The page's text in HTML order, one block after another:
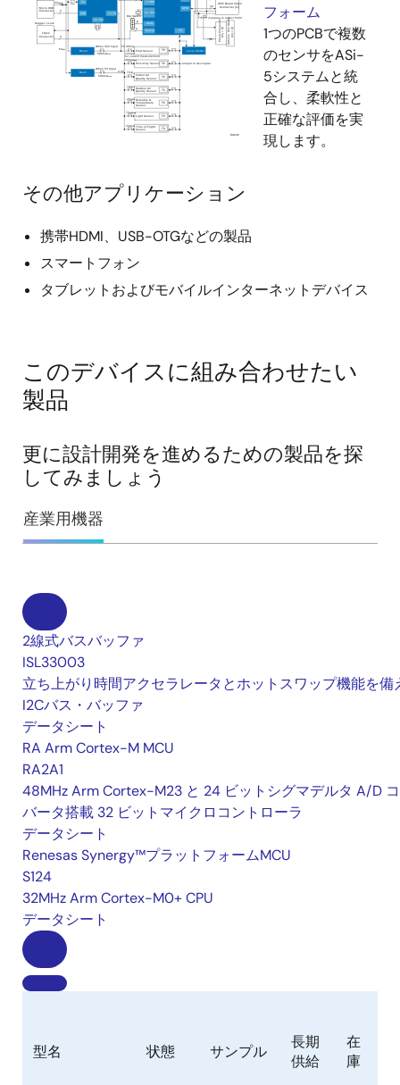
フォーム
1つのPCBで複数
のセンサをASi-
5システムと統
合し、柔軟性と
正確な評価を実
現します。
その他アプリケーション
携帯HDMI、USB-OTGなどの製品
スマートフォン
タブレットおよびモバイルインターネットデバイス
このデバイスに組み合わせたい
製品
更に設計開発を進めるための製品を探
してみましょう
産業用機器
2線式バスバッファ
ISL33003
立ち上がり時間アクセラレータとホットスワップ機能を備
I2Cバス・バッファ
データシート
RA Arm Cortex-M MCU
RA2A1
48MHz Arm Cortex-M23 と 24 ビットシグマデルタ A/D
バータ搭載 32 ビットマイクロコントローラ
データシート
Renesas Synergy™プラットフォームMCU
S124
32MHz Arm Cortex-M0+ CPU
データシート
型名 状態 サンプル
長期
供給
在
庫